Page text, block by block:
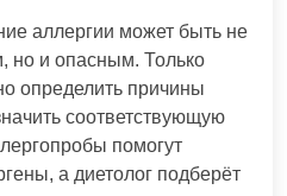
аллергии может быть не
но и опасным. Только
определить причины
соответствующую
помогут
а диетолог подберёт